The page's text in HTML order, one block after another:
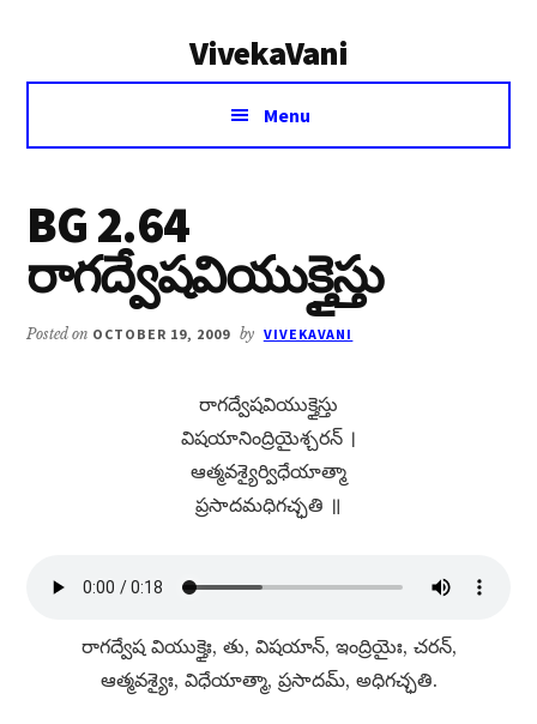
VivekaVani
Voice
Vivekananda
Menu
BG 2.64
రాగద్వేషవియుక్తైస్తు
Posted on OCTOBER 19, 2009 by VIVEKAVANI
రాగద్వేషవియుక్తైస్తు
విషయానింద్రియైశ్చరన్​ ।
ఆత్మవశ్యైర్విధేయాత్మా
ప్రసాదమధిగచ్ఛతి ॥
రాగద్వేష వియుక్తైః, తు, విషయాన్​, ఇంద్రియైః, చరన్​,
ఆత్మవశ్యైః, విధేయాత్మా, ప్రసాదమ్​, అధిగచ్ఛతి.